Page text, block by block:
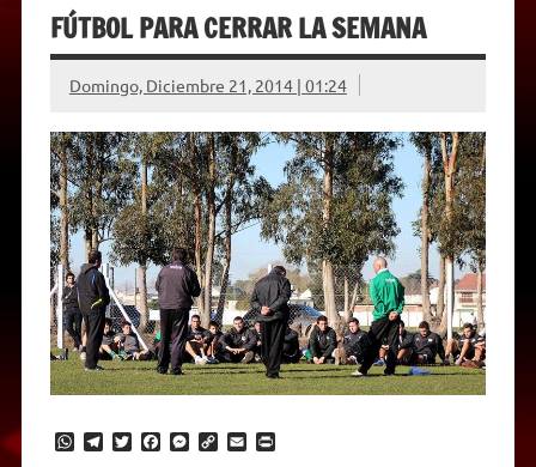
FÚTBOL PARA CERRAR LA SEMANA
Domingo, Diciembre 21, 2014 | 01:24
W T
T
F
M C
E
P